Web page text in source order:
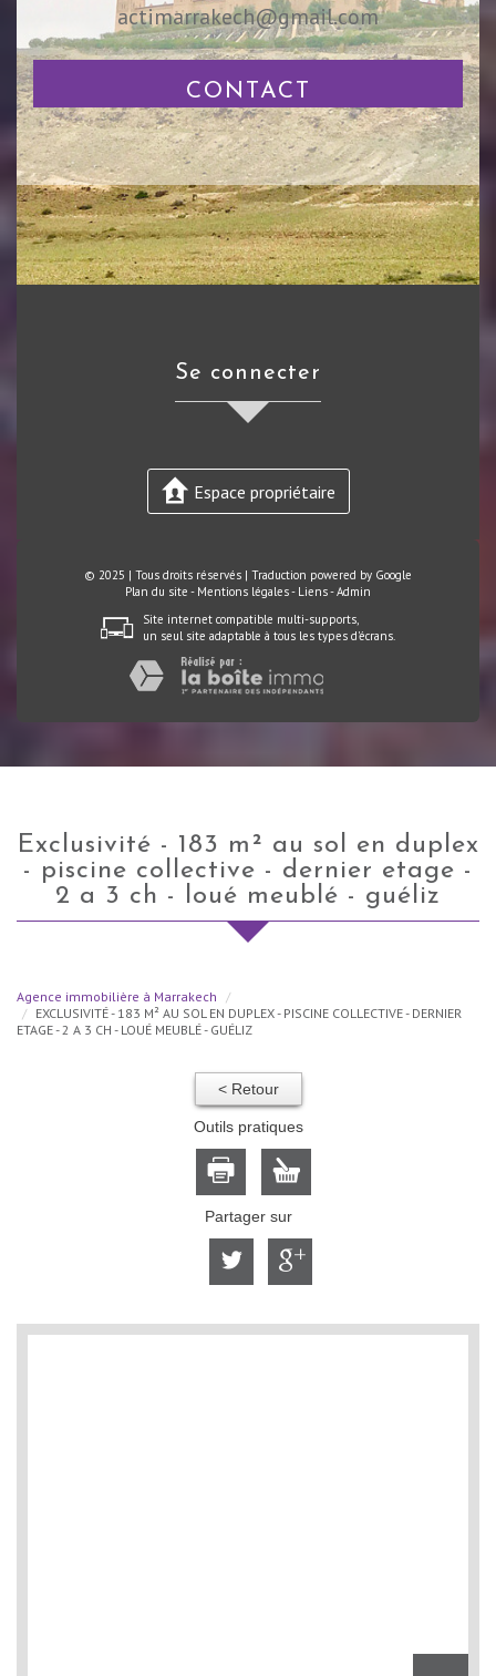
actimarrakech@gmail.com
CONTACT
se connecter
Espace propriétaire
© 2025 | Tous droits réservés | Traduction powered by Google
Plan du site - Mentions légales- Liens-Admin
Site internet compatible multi-supports,
un seul site adaptable à tous les types d'écrans.
exclusivité - 183 m² au sol en duplex
- piscine collective - dernier etage -
2 a 3 ch - loué meublé - guéliz
Agence immobilière à Marrakech
EXCLUSIVITÉ - 183 M² AU SOL EN DUPLEX - PISCINE COLLECTIVE - DERNIER
ETAGE - 2 A 3 CH - LOUÉ MEUBLÉ - GUÉLIZ
< Retour
Outils pratiques
Partager sur